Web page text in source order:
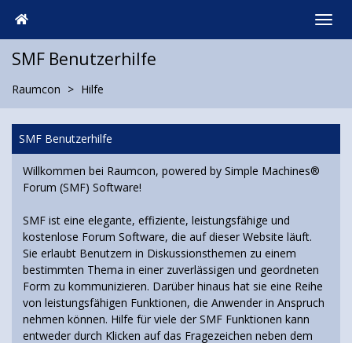
SMF Benutzerhilfe
Raumcon Hilfe
SMF Benutzerhilfe
Willkommen bei Raumcon, powered by Simple Machines®
Forum (SMF) Software!
SMF ist eine elegante, effiziente, leistungsfähige und
kostenlose Forum Software, die auf dieser Website läuft.
Sie erlaubt Benutzern in Diskussionsthemen zu einem
bestimmten Thema in einer zuverlässigen und geordneten
Form zu kommunizieren. Darüber hinaus hat sie eine Reihe
von leistungsfähigen Funktionen, die Anwender in Anspruch
nehmen können. Hilfe für viele der SMF Funktionen kann
entweder durch Klicken auf das Fragezeichen neben dem